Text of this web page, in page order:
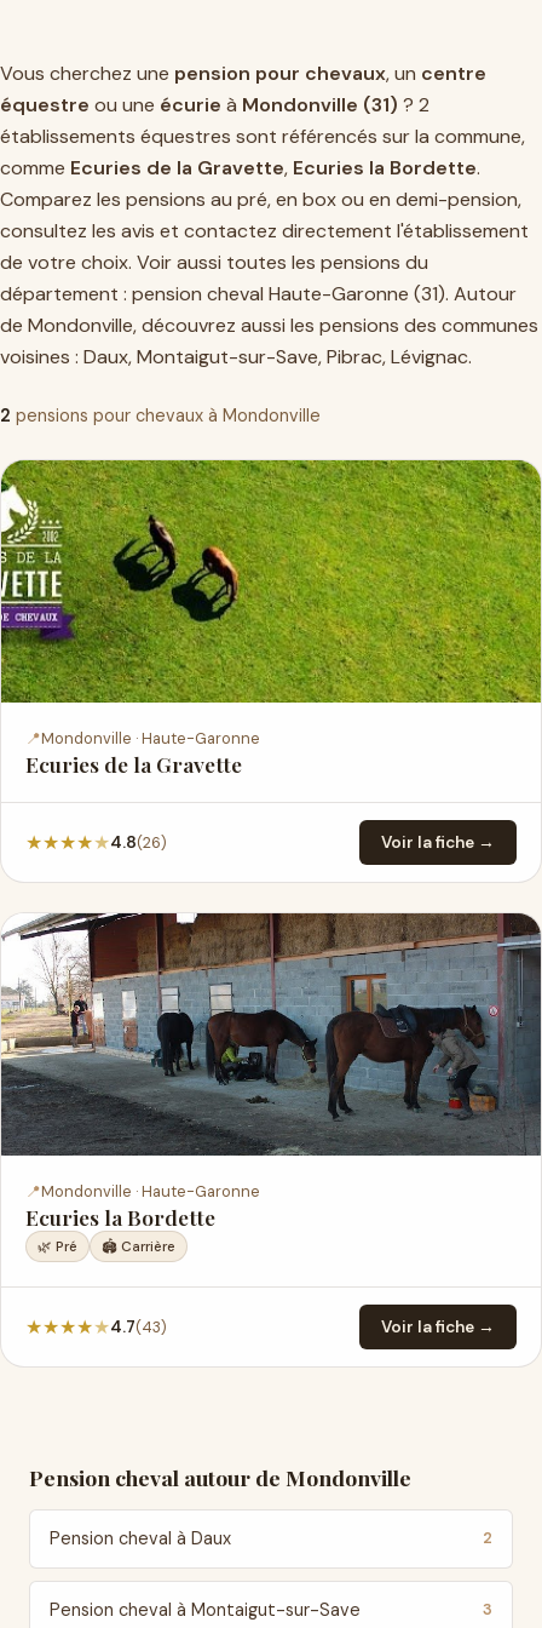
Vous cherchez une pension pour chevaux, un centre
équestre ou une écurie à Mondonville (31) ? 2
établissements équestres sont référencés sur la commune,
comme Ecuries de la Gravette, Ecuries la Bordette.
Comparez les pensions au pré, en box ou en demi-pension,
consultez les avis et contactez directement l'établissement
de votre choix. Voir aussi toutes les pensions du
département : pension cheval Haute-Garonne (31). Autour
de Mondonville, découvrez aussi les pensions des communes
voisines : Daux,Montaigut-sur-Save,Pibrac,Lévignac.
2 pensions pour chevaux à Mondonville
📍Mondonville · Haute-Garonne
Ecuries de la Gravette
★★★★★4.8(26) Voir la fiche →
📍Mondonville · Haute-Garonne
Ecuries la Bordette
🌿 Pré 🏟️ Carrière
★★★★★4.7(43) Voir la fiche →
Pension cheval autour de Mondonville
Pension cheval à Daux 2
Pension cheval à Montaigut-sur-Save 3